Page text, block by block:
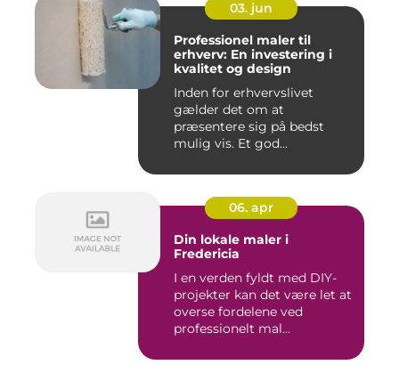
03. jun
Professionel maler til
erhverv: En investering i
kvalitet og design
Inden for erhvervslivet
gælder det om at
præsentere sig på bedst
mulig vis. Et god...
06. apr
Din lokale maler i
Fredericia
I en verden fyldt med DIY-
projekter kan det være let at
overse fordelene ved
professionelt mal...